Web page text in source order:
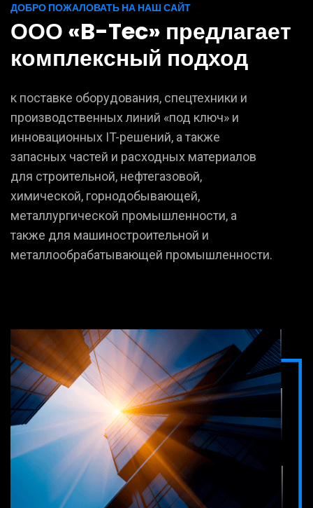
ДОБРО ПОЖАЛОВАТЬ НА НАШ САЙТ
ООО «B-Tec» предлагает
комплексный подход
к поставке оборудования, спецтехники и
производственных линий «под ключ» и
инновационных IT-решений, а также
запасных частей и расходных материалов
для строительной, нефтегазовой,
химической, горнодобывающей,
металлургической промышленности, а
также для машиностроительной и
металлообрабатывающей промышленности.